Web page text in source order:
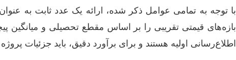
با توجه به تمامی عوامل ذکر شده، ارائه یک عدد ثابت به
بازه‌های قیمتی تقریبی را بر اساس مقطع تحصیلی و میانگین
اطلاع‌رسانی اولیه هستند و برای برآورد دقیق، باید جزئیات